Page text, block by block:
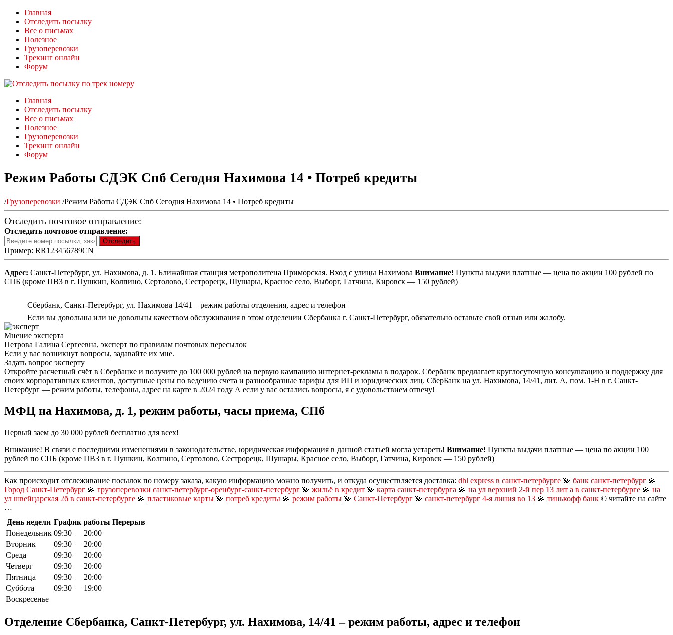
Главная
Отследить посылку
Все о письмах
Полезное
Грузоперевозки
Трекинг онлайн
Форум
Главная
Отследить посылку
Все о письмах
Полезное
Грузоперевозки
Трекинг онлайн
Форум
Режим Работы СДЭК Спб Сегодня Нахимова 14 • Потреб кредиты
/Грузоперевозки /Режим Работы СДЭК Спб Сегодня Нахимова 14 • Потреб кредиты
Отследить почтовое отправление:
Отследить почтовое отправление:
Пример: RR123456789CN
Адрес: Санкт-Петербург, ул. Нахимова, д. 1. Ближайшая станция метрополитена Приморская. Вход с улицы Нахимова Внимание! Пункты выдачи платные — цена по акции 100 рублей по
СПБ (кроме ПВЗ в г. Пушкин, Колпино, Сертолово, Сестрорецк, Шушары, Красное село, Выборг, Гатчина, Кировск — 150 рублей)
Сбербанк, Санкт-Петербург, ул. Нахимова 14/41 – режим работы отделения, адрес и телефон
Если вы довольны или не довольны качеством обслуживания в этом отделении Сбербанка г. Санкт-Петербург, обязательно оставьте свой отзыв или жалобу.
Мнение эксперта
Петрова Галина Сергеевна, эксперт по правилам почтовых пересылок
Если у вас возникнут вопросы, задавайте их мне.
Задать вопрос эксперту
Откройте расчетный счёт в Сбербанке и получите до 100 000 рублей на первую кампанию интернет-рекламы в подарок. Сбербанк предлагает круглосуточную консультацию и поддержку для
своих корпоративных клиентов, доступные цены по ведению счета и разнообразные тарифы для ИП и юридических лиц. СберБанк на ул. Нахимова, 14/41, лит. А, пом. 1-Н в г. Санкт-
Петербург — режим работы, телефоны, адрес на карте в 2024 году А если у вас остались вопросы, я с удовольствием отвечу!
МФЦ на Нахимова, д. 1, режим работы, часы приема, СПб
Первый заем до 30 000 рублей бесплатно для всех!
Внимание! В связи с последними изменениями в законодательстве, юридическая информация в данной статьей могла устареть! Внимание! Пункты выдачи платные — цена по акции 100
рублей по СПБ (кроме ПВЗ в г. Пушкин, Колпино, Сертолово, Сестрорецк, Шушары, Красное село, Выборг, Гатчина, Кировск — 150 рублей)
Как происходит отслеживание посылок по номеру заказа, какую информацию можно получить, и откуда осуществляется доставка: dhl express в санкт-петербурге 💫 банк санкт-петербург 💫
Город Санкт-Петербург 💫 грузоперевозки санкт-петербург-оренбург-санкт-петербург 💫 жильё в кредит 💫 карта санкт-петербурга 💫 на ул верхний 2-й пер 13 лит а в санкт-петербурге 💫 на
ул швейцарская 2б в санкт-петербурге 💫 пластиковые карты 💫 потреб кредиты 💫 режим работы 💫 Санкт-Петербург 💫 санкт-петербург 4-я линия во 13 💫 тинькофф банк © читайте на сайте
…
День недели График работы Перерыв
Понедельник 09:30 — 20:00
Вторник
09:30 — 20:00
Среда
09:30 — 20:00
Четверг
09:30 — 20:00
Пятница
09:30 — 20:00
Суббота
09:30 — 19:00
Воскресенье
Отделение Сбербанка, Санкт-Петербург, ул. Нахимова, 14/41 – режим работы, адрес и телефон